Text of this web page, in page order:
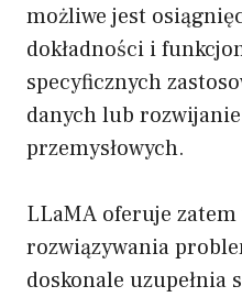
możliwe jest
dokładności i
specyficznych
danych lub
przemysłowych.
LLaMA oferuje
rozwiązywania
doskonale uzupełnia